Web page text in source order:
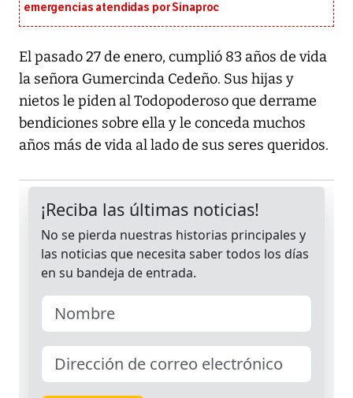
emergencias atendidas por Sinaproc
El pasado 27 de enero, cumplió 83 años de vida
la señora Gumercinda Cedeño. Sus hijas y
nietos le piden al Todopoderoso que derrame
bendiciones sobre ella y le conceda muchos
años más de vida al lado de sus seres queridos.